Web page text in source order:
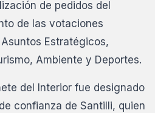
de pedidos del
de las votaciones
Estratégicos,
Ambiente y Deportes.
del Interior fue designado
confianza de Santilli, quien